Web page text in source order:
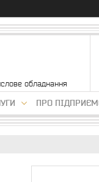
обладнання
ПРО